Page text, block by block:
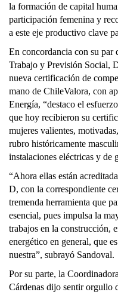
la formación de capital
participación femenina y
a este eje productivo clave
En concordancia con su par
Trabajo y Previsión Social,
nueva certificación de
mano de ChileValora, con
Energía, “destaco el
que hoy recibieron su
mujeres valientes,
rubro históricamente
instalaciones eléctricas y de
“Ahora ellas están
D, con la correspondiente
tremenda herramienta que
esencial, pues impulsa la
trabajos en la construcción,
energético en general, que
nuestra”, subrayó Sandoval.
Por su parte, la
Cárdenas dijo sentir orgullo